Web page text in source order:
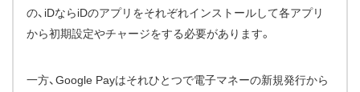
の、iDならiDのアプリをそれぞれインストールして各アプリ
から初期設定やチャージをする必要があります。
一方、Google Payはそれひとつで電子マネーの新規発行から